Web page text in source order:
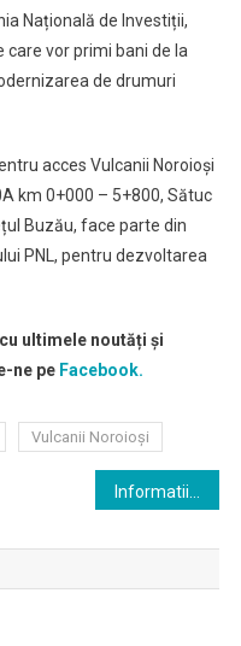
Națională de Investiții,
care vor primi bani de la
de drumuri
acces Vulcanii Noroioși
km 0+000 – 5+800, Sătuc
Buzău, face parte din
PNL, pentru dezvoltarea
ultimele noutăți și
ne pe Facebook.
Vulcanii Noroioși